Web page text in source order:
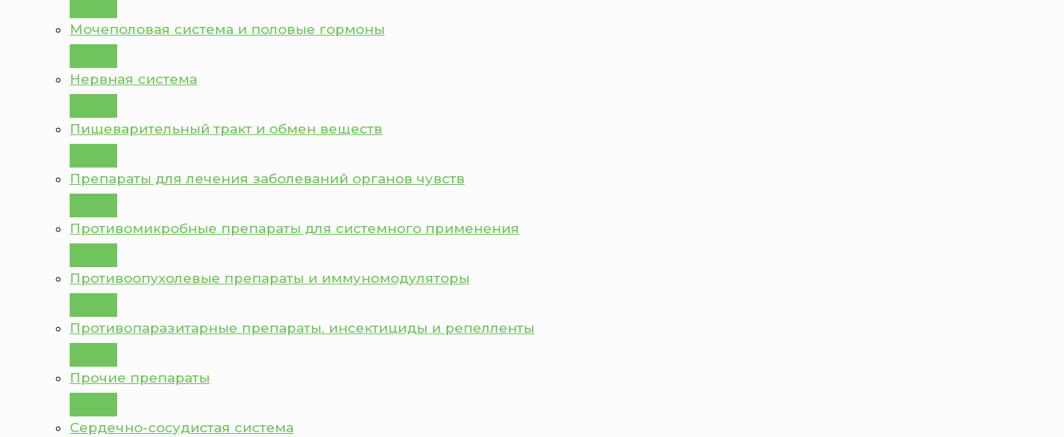
Мочеполовая система и половые гормоны
Нервная система
Пищеварительный тракт и обмен веществ
Препараты для лечения заболеваний органов чувств
Противомикробные препараты для системного применения
Противоопухолевые препараты и иммуномодуляторы
Противопаразитарные препараты. инсектициды и репелленты
Прочие препараты
Сердечно-сосудистая система